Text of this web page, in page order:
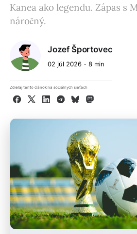
Kanea ako legendu. Zápas s
náročný.
Jozef Športovec
02 júl 2026 8 min
Zdieľaj tento článok na sociálnych sieťach
Facebook
X LinkedInTelegram
BlueskyMastodon